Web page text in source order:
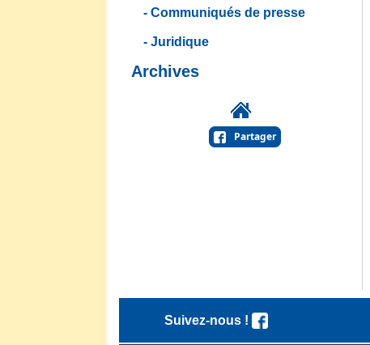
Communiqués de presse
Juridique
Archives
Partager
Suivez-nous !